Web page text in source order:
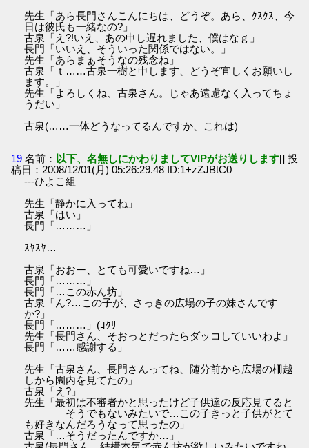
先生「あら長門さんこんにちは、どうぞ。あら、ｸｽｸｽ、今
日は彼氏も一緒なの?」
古泉「え?!いえ、あの申し遅れました、僕はなｇ」
長門「いいえ、そういった関係ではない。」
先生「あらまぁそうなの残念ね」
古泉「ｔ……古泉一樹と申します、どうぞ宜しくお願いし
ます。」
先生「よろしくね、古泉さん。じゃあ遠慮なく入ってちょ
うだい」
古泉(……一体どうなってるんですか、これは)
19 名前： 以下、名無しにかわりましてVIPがお送りします[] 投
稿日：2008/12/01(月) 05:26:29.48 ID:1+zZJBtC0
---ひよこ組
先生「静かに入ってね」
古泉「はい」
長門「………」
ｽﾔｽﾔ…
古泉「おおー、とても可愛いですね…」
長門「………」
長門「…この赤ん坊」
古泉「ん?…この子が、さっきの広場の子の妹さんです
か?」
長門「………」(ｺｸﾘ
先生「長門さん、そおっとだったらダッコしていいわよ」
長門「……感謝する」
先生「古泉さん、長門さんってね、随分前から広場の柵越
しから園内を見てたの」
古泉「え?」
先生「最初は不審者かと思ったけど子供達の反応見てると
そうでもないみたいで…この子きっと子供がとて
も好きなんだろうなって思ったの」
古泉「…そうだったんですか…」